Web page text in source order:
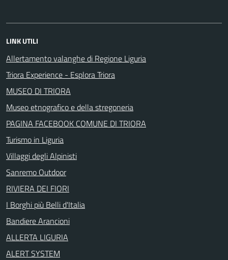
LINK UTILI
Allertamento valanghe di Regione Liguria
Triora Experience - Esplora Triora
MUSEO DI TRIORA
Museo etnografico e della stregoneria
PAGINA FACEBOOK COMUNE DI TRIORA
Turismo in Liguria
Villaggi degli Alpinisti
Sanremo Outdoor
RIVIERA DEI FIORI
I Borghi più Belli d'Italia
Bandiere Arancioni
ALLERTA LIGURIA
ALERT SYSTEM